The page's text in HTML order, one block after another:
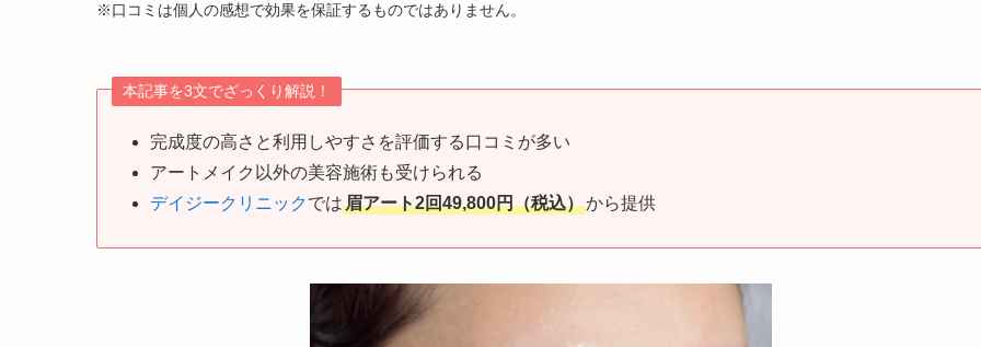
※口コミは個人の感想で効果を保証するものではありません。
本記事を3文でざっくり解説！
完成度の高さと利用しやすさを評価する口コミが多い
アートメイク以外の美容施術も受けられる
デイジークリニックでは眉アート2回49,800円（税込）から提供